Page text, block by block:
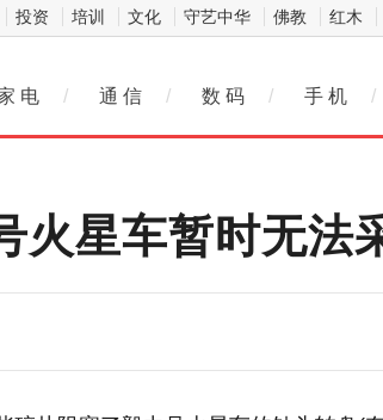
投资 培训 文化 守艺中华 佛教 红木
电 / 通 信 / 数 码 / 手 机 /
火星车暂时无法